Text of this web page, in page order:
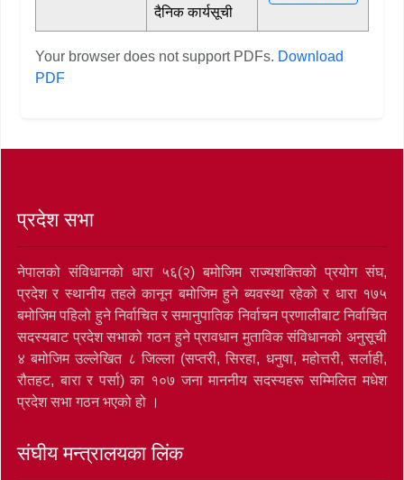
दैनिक कार्यसूची
Your browser does not support PDFs. Download
PDF
प्रदेश सभा
नेपालको संविधानको धारा ५६(२) बमोजिम राज्यशक्तिको प्रयोग संघ,
प्रदेश र स्थानीय तहले कानून बमोजिम हुने ब्यवस्था रहेको र धारा १७५
बमोजिम पहिलो हुने निर्वाचित र समानुपातिक निर्वाचन प्रणालीबाट निर्वाचित
सदस्यबाट प्रदेश सभाको गठन हुने प्रावधान मुताविक संविधानको अनुसूची
४ बमोजिम उल्लेखित ८ जिल्ला (सप्तरी, सिरहा, धनुषा, महोत्तरी, सर्लाही,
रौतहट, बारा र पर्सा) का १०७ जना माननीय सदस्यहरू सम्मिलित मधेश
प्रदेश सभा गठन भएको हो ।
संघीय मन्त्रालयका लिंक